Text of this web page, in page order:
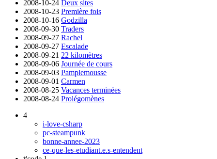
2008-10-24 Deux sites
2008-10-23 Première fois
2008-10-16 Godzilla
2008-09-30 Traders
2008-09-27 Rachel
2008-09-27 Escalade
2008-09-21 22 kilomètres
2008-09-06 Journée de cours
2008-09-03 Pamplemousse
2008-09-01 Carmen
2008-08-25 Vacances terminées
2008-08-24 Prolégomènes
4
i-love-csharp
pc-steampunk
bonne-annee-2023
ce-que-les-etudiant.e.s-entendent